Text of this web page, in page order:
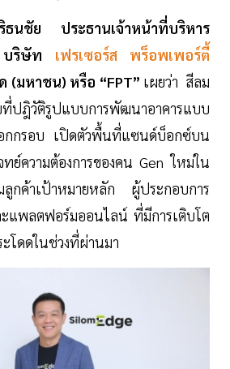
ชัย ประธานเจ้าหน้าที่บริหาร
บริษัท เฟรเซอร์ส พร็อพเพอร์ตี้
(มหาชน) หรือ “FPT” เผยว่า สีลม
ปฎิวัติรูปแบบการพัฒนาอาคารแบบ
กกรอบ เปิดตัวพื้นที่แซนด์บ็อกซ์บน
ย์ความต้องการของคน Gen ใหม่ใน
กค้าเป้าหมายหลัก ผู้ประกอบการ
แพลตฟอร์มออนไลน์ ที่มีการเติบโต
ะโดดในช่วงที่ผ่านมา